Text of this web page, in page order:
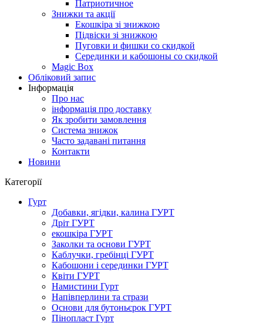
Патриотичное
Знижки та акції
Екошкіра зі знижкою
Підвіски зі знижкою
Пуговки и фишки со скидкой
Серединки и кабошоны со скидкой
Magic Box
Обліковий запис
Інформація
Про нас
інформація про доставку
Як зробити замовлення
Система знижок
Часто задавані питання
Контакти
Новини
Категорії
Гурт
Добавки, ягідки, калина ГУРТ
Дріт ГУРТ
екошкіра ГУРТ
Заколки та основи ГУРТ
Каблучки, гребінці ГУРТ
Кабошони і серединки ГУРТ
Квіти ГУРТ
Намистини Гурт
Напівперлини та стрази
Основи для бутоньєрок ГУРТ
Пінопласт Гурт